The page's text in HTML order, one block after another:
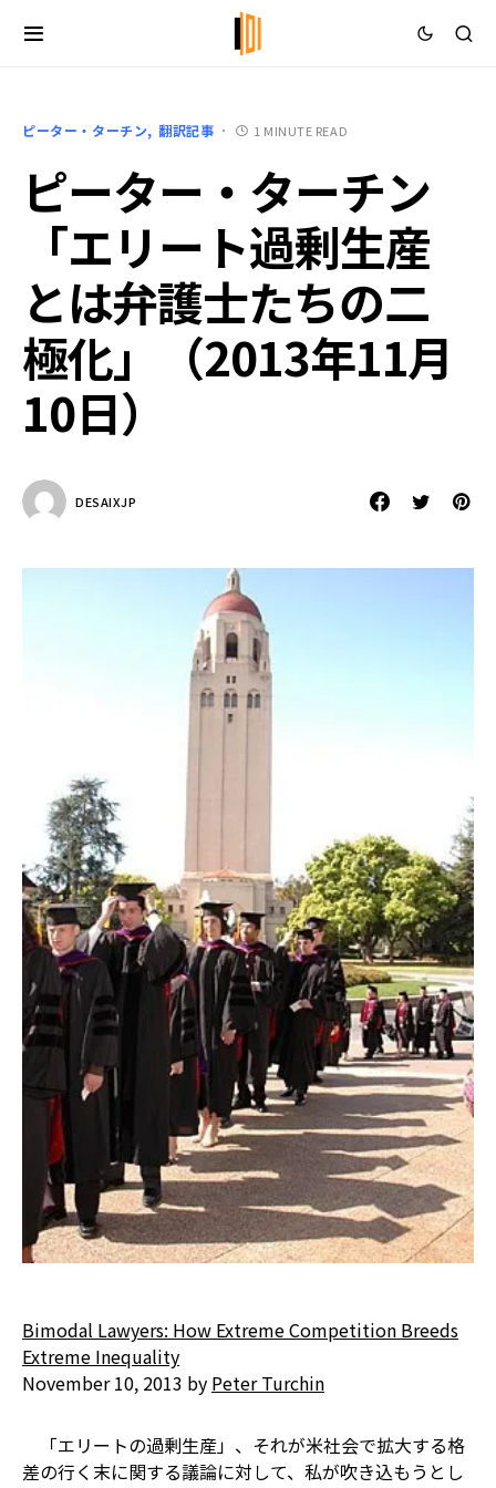
ピーター・ターチン 翻訳記事 1 MINUTE READ
ピーター・ターチン
「エリート過剰生産
とは――弁護士たちの二
極化」（2013年11月
10日）
DESAIXJP
Bimodal Lawyers: How Extreme Competition Breeds
Extreme Inequality
November 10, 2013 by Peter Turchin
「エリートの過剰生産」、それが米社会で拡大する格
差の行く末に関する議論に対して、私が吹き込もうとし